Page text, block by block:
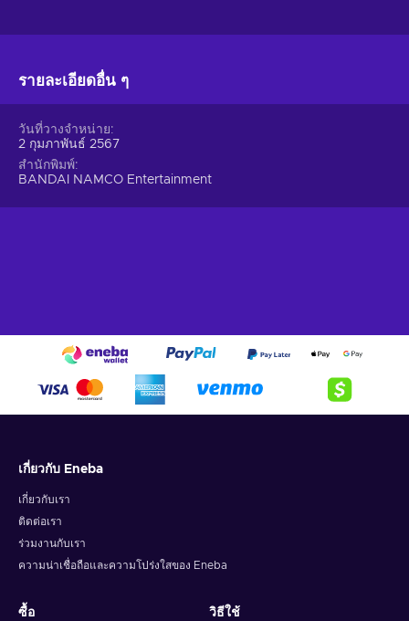
รายละเอียดอื่น ๆ
วันที่วางจำหน่าย
2 กุมภาพันธ์ 2567
สำนักพิมพ์
BANDAI NAMCO Entertainment
เกี่ยวกับ Eneba
เกี่ยวกับเรา
ติดต่อเรา
ร่วมงานกับเรา
ความน่าเชื่อถือและความโปร่งใสของ Eneba
ซื้อ วิธีใช้